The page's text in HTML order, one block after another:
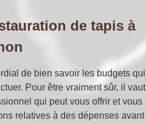
de tapis à
de bien savoir les budgets qui
Pour être vraiment sûr, il vaut
qui peut vous offrir et vous
relatives à des dépenses avant